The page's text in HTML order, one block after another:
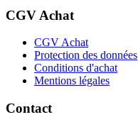
CGV Achat
CGV Achat
Protection des données
Conditions d'achat
Mentions légales
Contact